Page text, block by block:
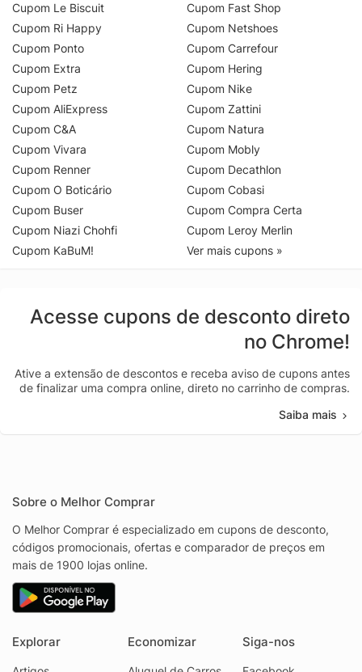
Cupom Le Biscuit
Cupom Ri Happy
Cupom Ponto
Cupom Extra
Cupom Petz
Cupom AliExpress
Cupom C&A
Cupom Vivara
Cupom Renner
Cupom O Boticário
Cupom Buser
Cupom Niazi Chohfi
Cupom KaBuM!
Cupom Fast Shop
Cupom Netshoes
Cupom Carrefour
Cupom Hering
Cupom Nike
Cupom Zattini
Cupom Natura
Cupom Mobly
Cupom Decathlon
Cupom Cobasi
Cupom Compra Certa
Cupom Leroy Merlin
Ver mais cupons »
Acesse cupons de desconto direto
no Chrome!
Ative a extensão de descontos e receba aviso de cupons antes
de finalizar uma compra online, direto no carrinho de compras.
Saiba mais
Sobre o Melhor Comprar
O Melhor Comprar é especializado em cupons de desconto,
códigos promocionais, ofertas e comparador de preços em
mais de 1900 lojas online.
Explorar Economizar Siga-nos